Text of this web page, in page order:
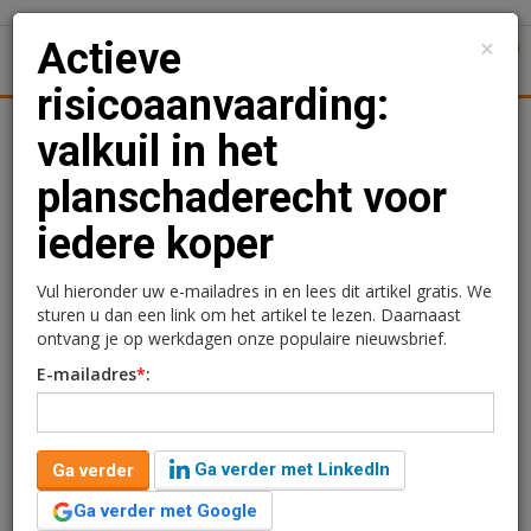
Logistiek Juridisch | Fiscaal Transacties
Actieve
risicoaanvaarding: valkuil
in het planschaderecht
voor iedere koper
Bij actieve risicoaanvaarding gaat het om de vraag of
ten tijde van de aankoop van een onroerende zaak
×
Actieve
risicoaanvaarding:
valkuil in het
planschaderecht voor
iedere koper
Vul hieronder uw e-mailadres in en lees dit artikel gratis. We
sturen u dan een link om het artikel te lezen. Daarnaast
ontvang je op werkdagen onze populaire nieuwsbrief.
E-mailadres*:
Ga verder
Ga verder met LinkedIn
Ga verder met Google